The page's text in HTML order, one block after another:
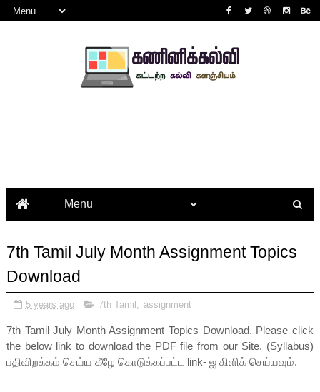
7th Tamil July Month Assignment Topics
Download
5 years ago 7th Tamil assignment
7th Tamil July Month Assignment Topics Download. Please click
the below link to download the PDF file from our Site. (Syllabus)
பதிவிறக்கம் செய்ய கீழே கொடுக்கப்பட்ட link- ஐ கிளிக் செய்யவும்.